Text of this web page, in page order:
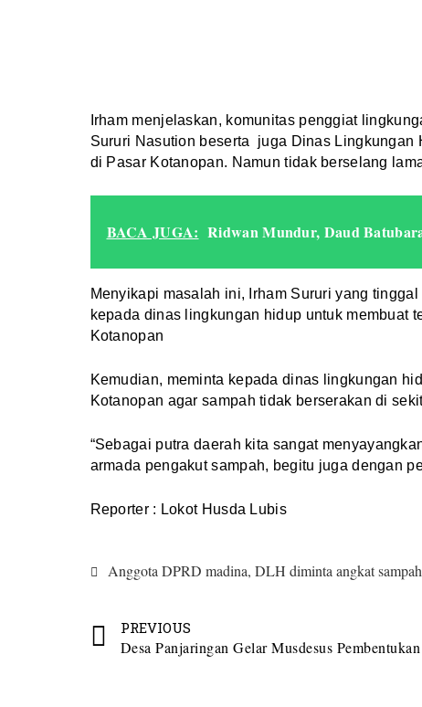
Irham menjelaskan, komunitas penggiat
Sururi Nasution beserta juga Dinas
di Pasar Kotanopan. Namun tidak berselang
BACA JUGA: Ridwan Mundur, Daud
Menyikapi masalah ini, Irham Sururi yang
kepada dinas lingkungan hidup untuk membuat
Kotanopan
Kemudian, meminta kepada dinas lingkungan
Kotanopan agar sampah tidak berserakan di
“Sebagai putra daerah kita sangat
armada pengakut sampah, begitu juga dengan
Reporter : Lokot Husda Lubis
Anggota DPRD madina, DLH diminta angkat sampah
PREVIOUS